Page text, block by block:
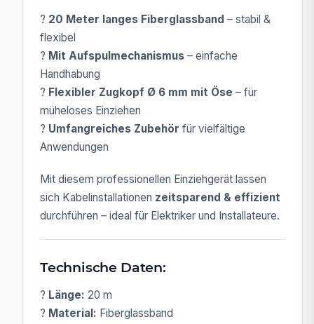
? 20 Meter langes Fiberglassband – stabil &
flexibel
? Mit Aufspulmechanismus – einfache
Handhabung
? Flexibler Zugkopf Ø 6 mm mit Öse – für
müheloses Einziehen
? Umfangreiches Zubehör für vielfältige
Anwendungen
Mit diesem professionellen Einziehgerät lassen
sich Kabelinstallationen zeitsparend & effizient
durchführen – ideal für Elektriker und Installateure.
Technische Daten:
? Länge: 20 m
? Material: Fiberglassband